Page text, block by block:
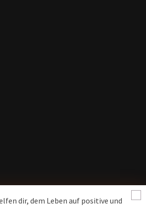
dir, dem Leben auf positive und